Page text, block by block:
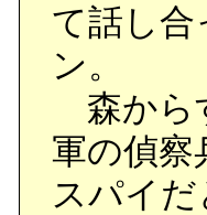
て話し合
ン。
森から
軍の偵
スパイ